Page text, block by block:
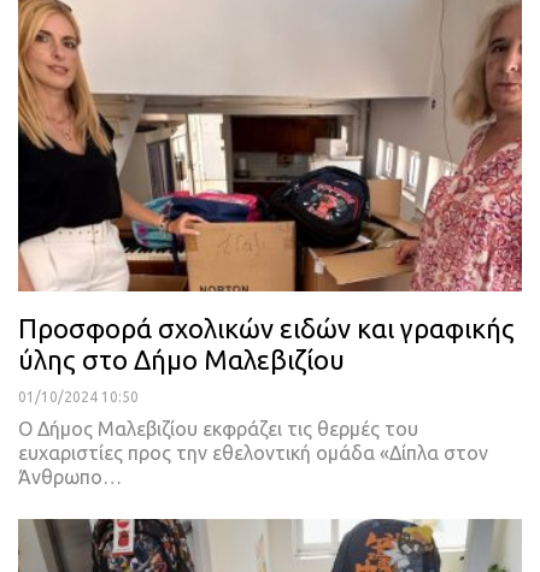
Προσφορά σχολικών ειδών και γραφικής
ύλης στο Δήμο Μαλεβιζίου
01/10/2024 10:50
Ο Δήμος Μαλεβιζίου εκφράζει τις θερμές του
ευχαριστίες προς την εθελοντική ομάδα «Δίπλα στον
Άνθρωπο…